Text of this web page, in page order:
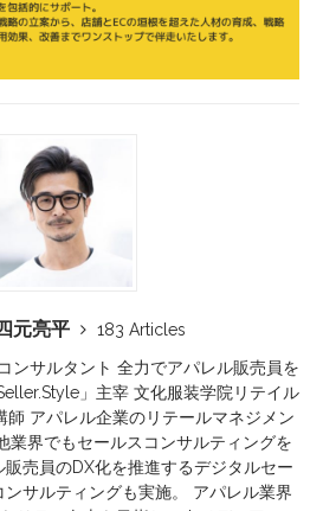
元亮平
183 Articles
ンサルタント 全力でアパレル販売員を
」主宰 文化服装学院リテイル
師 アパレル企業のリテールマネジメン
業界でもセールスコンサルティングを
売員のDX化を推進するデジタルセー
サルティングも実施。 アパレル業界